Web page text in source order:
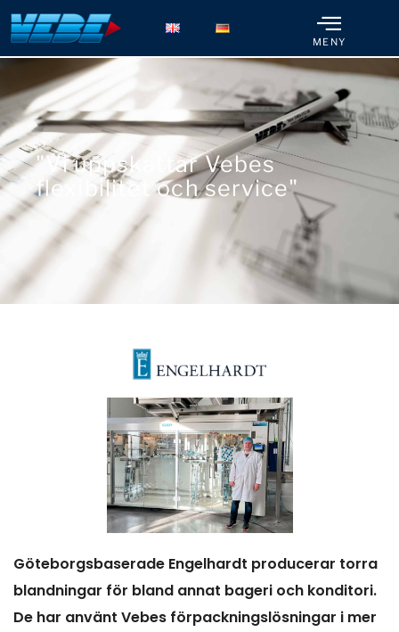
MENY
"Vi uppskattar Vebes
flexibilitet och service"
Göteborgsbaserade Engelhardt producerar torra
blandningar för bland annat bageri och konditori.
De har använt Vebes förpackningslösningar i mer